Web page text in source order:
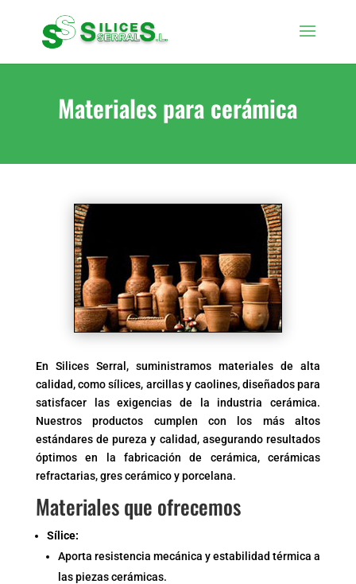
Materiales para cerámica
En Silices Serral, suministramos materiales de alta
calidad, como sílices, arcillas y caolines, diseñados para
satisfacer las exigencias de la industria cerámica.
Nuestros productos cumplen con los más altos
estándares de pureza y calidad, asegurando resultados
óptimos en la fabricación de cerámica, cerámicas
refractarias, gres cerámico y porcelana.
Materiales que ofrecemos
Sílice:
Aporta resistencia mecánica y estabilidad térmica a
las piezas cerámicas.